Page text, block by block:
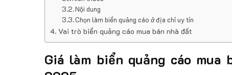
Nội dung
Chọn làm biển quảng cáo ở địa chỉ uy tín
Vai trò biển quảng cáo mua bán nhà đất
Giá làm biển quảng cáo